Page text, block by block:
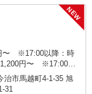
NEW
〜 ※17:00以降：時
円〜 ※17:00以
時給1,200円
治市馬越町4-1-35 旭
31